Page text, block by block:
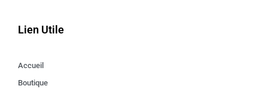
Lien Utile
Accueil
Boutique